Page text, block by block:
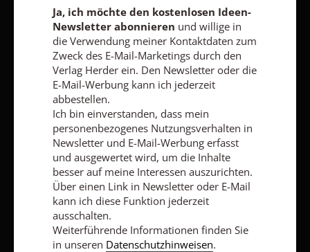
Impressum
Vertrag widerrufen Abo online kündigen
Nach oben
Ja, ich möchte den kostenlosen Ideen-
Newsletter abonnieren und willige in
die Verwendung meiner Kontaktdaten zum
Zweck des E-Mail-Marketings durch den
Verlag Herder ein. Den Newsletter oder die
E-Mail-Werbung kann ich jederzeit
abbestellen.
Ich bin einverstanden, dass mein
personenbezogenes Nutzungsverhalten in
Newsletter und E-Mail-Werbung erfasst
und ausgewertet wird, um die Inhalte
besser auf meine Interessen auszurichten.
Über einen Link in Newsletter oder E-Mail
kann ich diese Funktion jederzeit
ausschalten.
Weiterführende Informationen finden Sie
in unseren Datenschutzhinweisen.